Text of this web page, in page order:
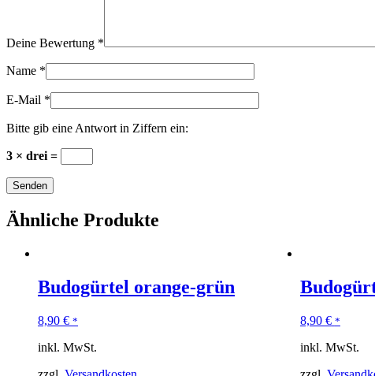
Deine Bewertung *
Name *
E-Mail *
Bitte gib eine Antwort in Ziffern ein:
3 × drei =
Ähnliche Produkte
Budogürtel orange-grün
8,90 € *
inkl. MwSt.
8,90 € *
inkl. MwSt.